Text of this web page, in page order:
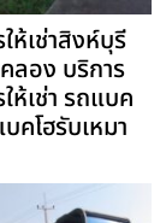
ห้เช่าสิงห์บุรี
ลอง บริการ
ห้เช่า รถแบค
คโฮรับเหมา